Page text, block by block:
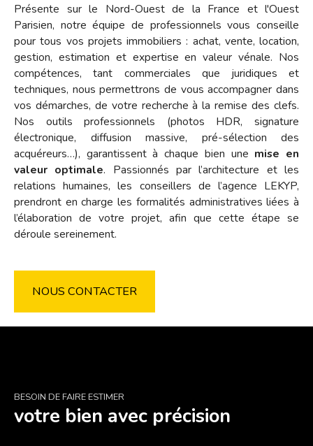
Présente sur le Nord-Ouest de la France et l'Ouest
Parisien, notre équipe de professionnels vous conseille
pour tous vos projets immobiliers : achat, vente, location,
gestion, estimation et expertise en valeur vénale. Nos
compétences, tant commerciales que juridiques et
techniques, nous permettrons de vous accompagner dans
vos démarches, de votre recherche à la remise des clefs.
Nos outils professionnels (photos HDR, signature
électronique, diffusion massive, pré-sélection des
acquéreurs…), garantissent à chaque bien une mise en
valeur optimale. Passionnés par l’architecture et les
relations humaines, les conseillers de l’agence LEKYP,
prendront en charge les formalités administratives liées à
l’élaboration de votre projet, afin que cette étape se
déroule sereinement.
NOUS CONTACTER
BESOIN DE FAIRE ESTIMER
votre bien avec précision